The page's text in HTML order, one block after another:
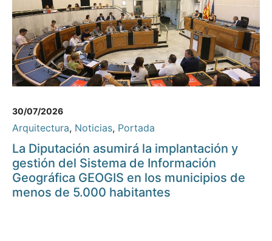
30/07/2026
Arquitectura, Noticias, Portada
La Diputación asumirá la implantación y
gestión del Sistema de Información
Geográfica GEOGIS en los municipios de
menos de 5.000 habitantes